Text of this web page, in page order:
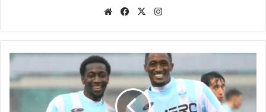
WebsiteFacebook
X
Legnago
Salus,
un